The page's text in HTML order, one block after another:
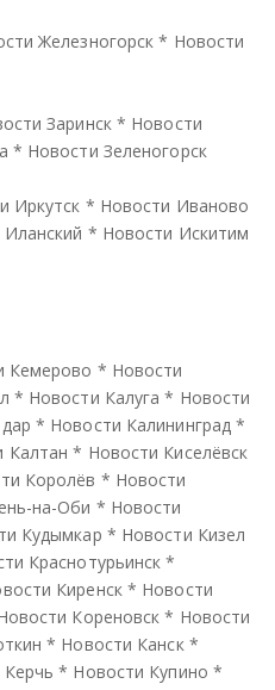
Железногорск * Новости
Заринск * Новости
* Новости Зеленогорск
Иркутск * Новости Иваново
* Новости Искитим
Кемерово * Новости
* Новости Калуга * Новости
* Новости Калининград *
Калтан * Новости Киселёвск
Королёв * Новости
на-Оби * Новости
Кудымкар * Новости Кизел
Краснотурьинск *
Киренск * Новости
Кореновск * Новости
* Новости Канск *
* Новости Купино *